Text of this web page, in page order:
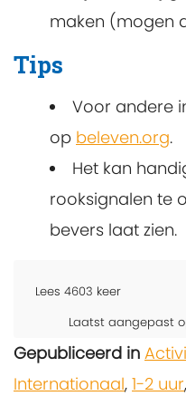
maken (mogen
Tips
Voor andere
op beleven.org.
Het kan
rooksignalen te
bevers laat zien.
Lees 4603 keer
Laatst aangepast
Gepubliceerd in
Internationaal, 1-2 uur,